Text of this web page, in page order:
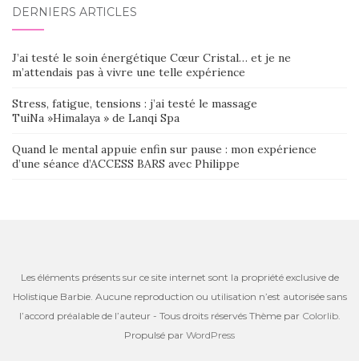
DERNIERS ARTICLES
J’ai testé le soin énergétique Cœur Cristal… et je ne
m’attendais pas à vivre une telle expérience
Stress, fatigue, tensions : j’ai testé le massage
TuiNa »Himalaya » de Lanqi Spa
Quand le mental appuie enfin sur pause : mon expérience
d’une séance d’ACCESS BARS avec Philippe
Les éléments présents sur ce site internet sont la propriété exclusive de
Holistique Barbie. Aucune reproduction ou utilisation n’est autorisée sans
l’accord préalable de l’auteur - Tous droits réservés Thème par Colorlib.
Propulsé par WordPress